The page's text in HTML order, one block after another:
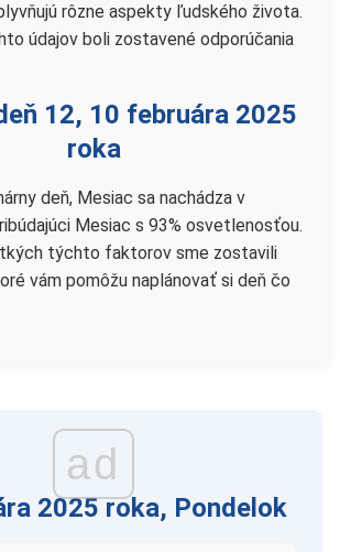
rôzne aspekty ľudského života.
údajov boli zostavené odporúčania
12, 10 februára 2025
roka
deň, Mesiac sa nachádza v
Mesiac s 93% osvetlenosťou.
týchto faktorov sme zostavili
vám pomôžu naplánovať si deň čo
ad
2025 roka, Pondelok